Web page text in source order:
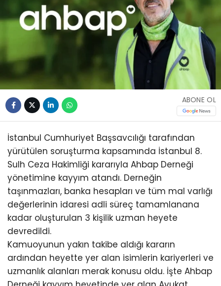
ABONE OL
İstanbul Cumhuriyet Başsavcılığı tarafından
yürütülen soruşturma kapsamında İstanbul 8.
Sulh Ceza Hakimliği kararıyla Ahbap Derneği
yönetimine kayyım atandı. Derneğin
taşınmazları, banka hesapları ve tüm mal varlığı
değerlerinin idaresi adli süreç tamamlanana
kadar oluşturulan 3 kişilik uzman heyete
devredildi.
Kamuoyunun yakın takibe aldığı kararın
ardından heyette yer alan isimlerin kariyerleri ve
uzmanlık alanları merak konusu oldu. İşte Ahbap